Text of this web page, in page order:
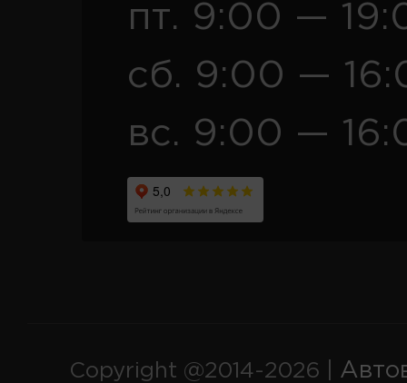
пт. 9:00 —
сб. 9:00 —
вс. 9:00 —
Copyright @2014-2026 |